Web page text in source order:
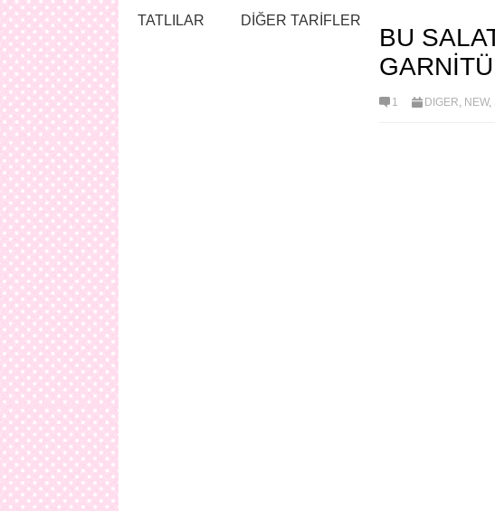
TATLILAR DİĞER TARİFLER
BU
1 DİĞER, NEW,